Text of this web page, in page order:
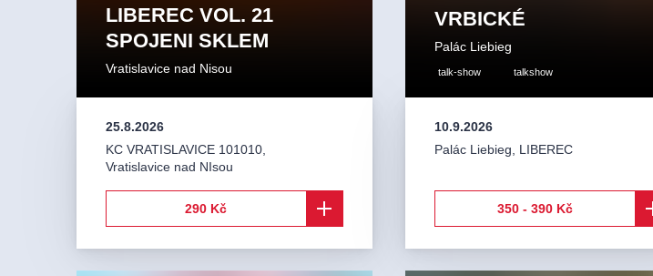
LIBEREC VOL. 21
SPOJENI SKLEM
Vratislavice nad Nisou
25.8.2026
KC VRATISLAVICE 101010
Vratislavice nad NIsou
290 Kč
VRBICKÉ
Palác Liebieg
talk-show talkshow
10.9.2026
Palác Liebieg
LIBEREC
350 - 390 Kč